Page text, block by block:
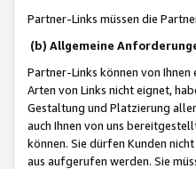
Partner-Links müssen die
(b) Allgemeine
Partner-Links können von
Arten von Links nicht eignet,
Gestaltung und Platzierung
auch Ihnen von uns
können. Sie dürfen Kunden
aus aufgerufen werden. Sie